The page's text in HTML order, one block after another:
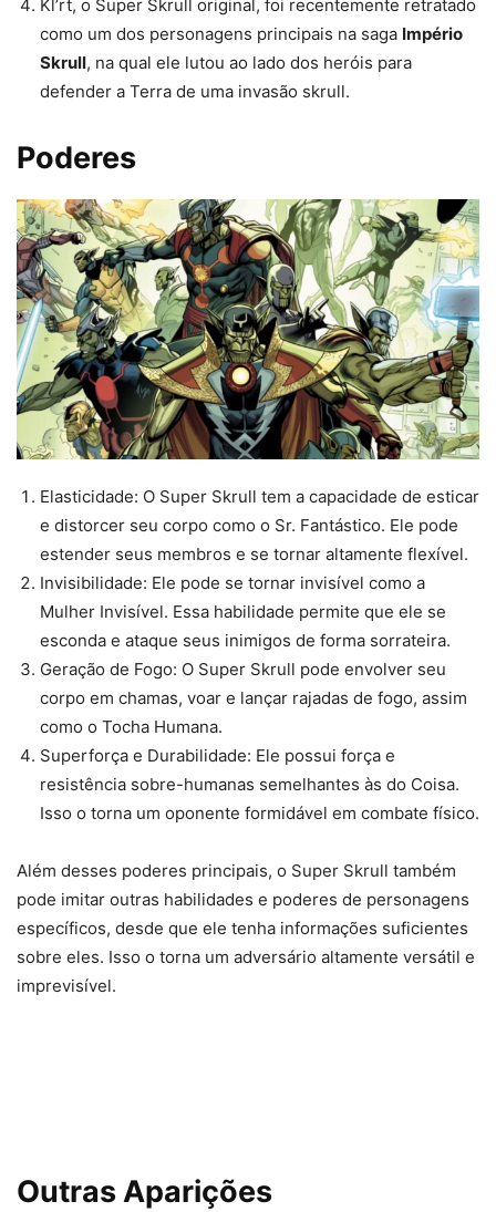
Kl’rt, o Super Skrull original, foi recentemente retratado
como um dos personagens principais na saga Império
Skrull, na qual ele lutou ao lado dos heróis para
defender a Terra de uma invasão skrull.
Poderes
Elasticidade: O Super Skrull tem a capacidade de esticar
e distorcer seu corpo como o Sr. Fantástico. Ele pode
estender seus membros e se tornar altamente flexível.
Invisibilidade: Ele pode se tornar invisível como a
Mulher Invisível. Essa habilidade permite que ele se
esconda e ataque seus inimigos de forma sorrateira.
Geração de Fogo: O Super Skrull pode envolver seu
corpo em chamas, voar e lançar rajadas de fogo, assim
como o Tocha Humana.
Superforça e Durabilidade: Ele possui força e
resistência sobre-humanas semelhantes às do Coisa.
Isso o torna um oponente formidável em combate físico.
Além desses poderes principais, o Super Skrull também
pode imitar outras habilidades e poderes de personagens
específicos, desde que ele tenha informações suficientes
sobre eles. Isso o torna um adversário altamente versátil e
imprevisível.
Outras Aparições